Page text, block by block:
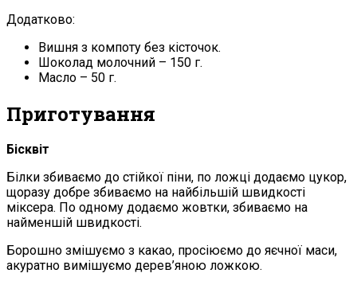
Додатково:
Вишня з компоту без кісточок.
Шоколад молочний – 150 г.
Масло – 50 г.
Приготування
Бісквіт
Білки збиваємо до стійкої піни, по ложці додаємо цукор,
щоразу добре збиваємо на найбільшій швидкості
міксера. По одному додаємо жовтки, збиваємо на
найменшій швидкості.
Борошно змішуємо з какао, просіюємо до яєчної маси,
акуратно вимішуємо дерев’яною ложкою.